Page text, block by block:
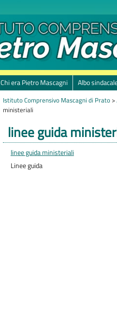
Chi era Pietro Mascagni Albo
Istituto Comprensivo Mascagni di Prato>
ministeriali
linee guida
linee guida ministeriali
Linee guida